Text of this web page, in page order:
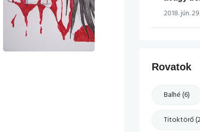
2018. jún. 29.
Rovatok
Balhé (6)
Titoktörő